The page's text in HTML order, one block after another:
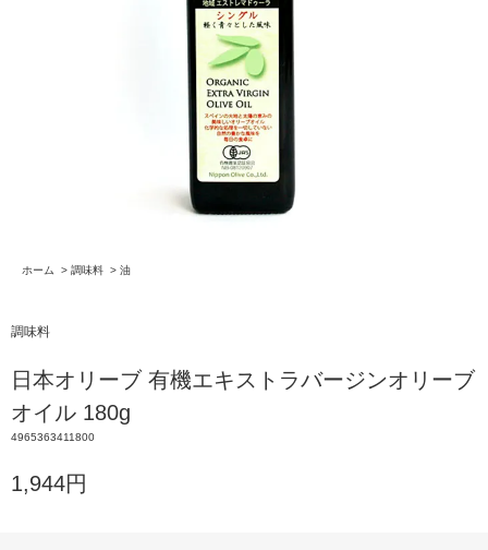
ホーム > 調味料 > 油
調味料
日本オリーブ 有機エキストラバージンオリーブ
オイル 180g
4965363411800
1,944円